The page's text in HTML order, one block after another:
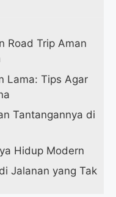
Road Trip Aman
Lama: Tips Agar
Tantangannya di
Hidup Modern
Jalanan yang Tak